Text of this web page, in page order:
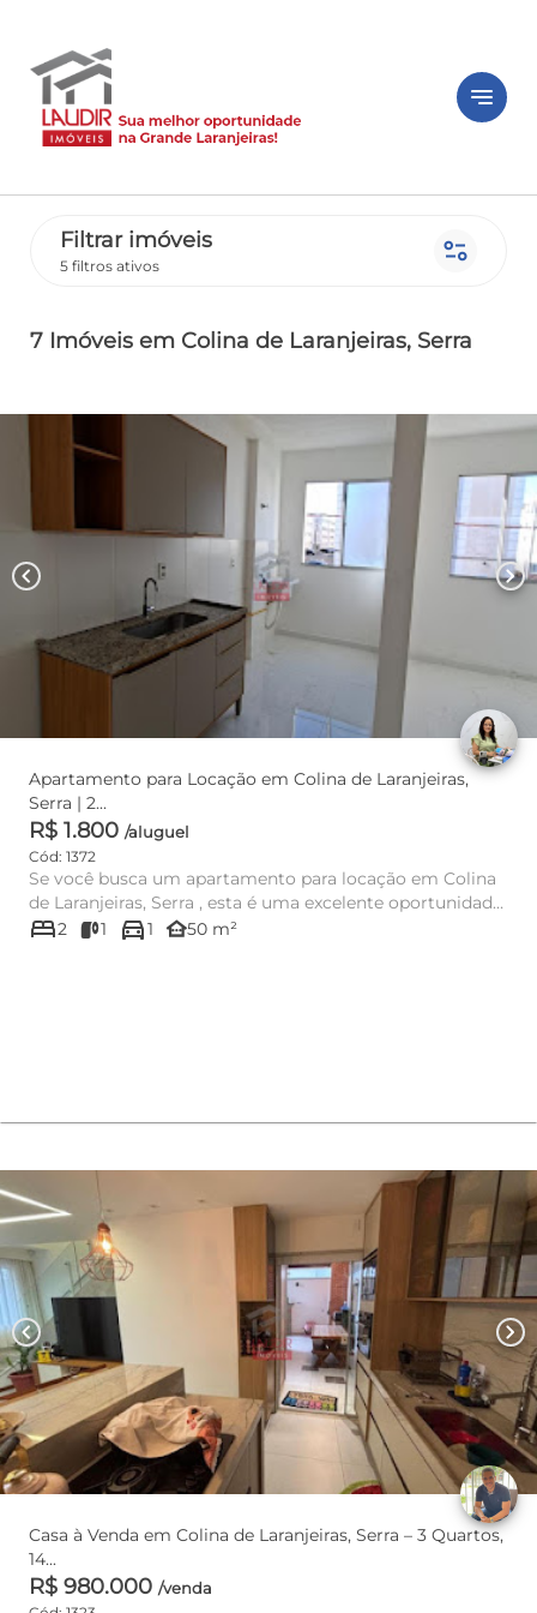
notes
Filtrar imóveis
5 filtros ativos page_info
7 Imóveis em Colina de Laranjeiras, Serra
chevron_left chevron_right
Apartamento para Locação em Colina de Laranjeiras,
Serra | 2...
R$ 1.800 /aluguel
Cód: 1372
Se você busca um apartamento para locação em Colina
de Laranjeiras, Serra , esta é uma excelente oportunidade
para mor...
bed2 1 directions_car1 other_houses50 m²
chevron_left chevron_right
Casa à Venda em Colina de Laranjeiras, Serra – 3 Quartos,
14...
R$ 980.000 /venda